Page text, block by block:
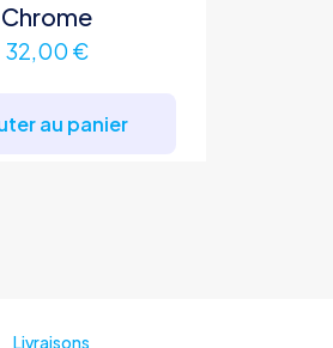
Chrome
32,00 €
au panier
Livraisons